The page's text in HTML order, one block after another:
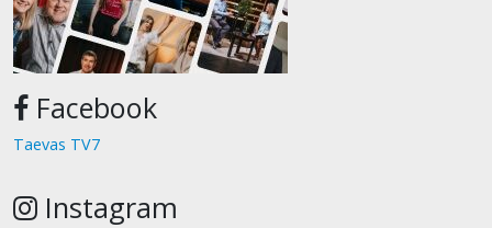
Facebook
Taevas TV7
Instagram